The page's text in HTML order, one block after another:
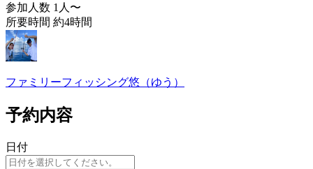
参加人数 1人〜
所要時間 約4時間
ファミリーフィッシング悠（ゆう）
予約内容
日付